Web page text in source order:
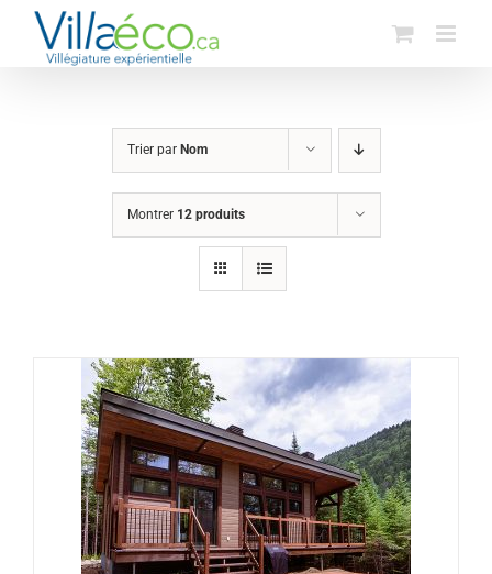
Passer
contenu
Trier par Nom
Montrer 12 produits